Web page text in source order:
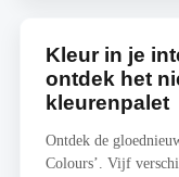
Kleur in je
ontdek het
kleurenpalet
Ontdek de
Colours’. Vijf